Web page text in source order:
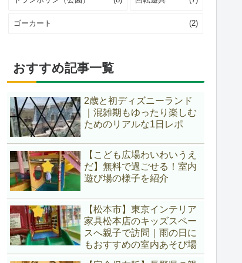
ゴーカート (2)
おすすめ記事一覧
2歳と初ディズニーランド
｜混雑期もゆったり楽しむ
ためのリアルな1日レポ
【こども広場わいわいうえ
だ】無料で過ごせる！室内
遊び場の様子を紹介
【松本市】東京インテリア
家具松本店のキッズスペー
スへ親子で訪問｜雨の日に
もおすすめの室内あそび場